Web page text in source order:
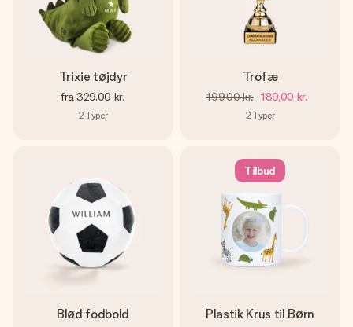
Trixie tøjdyr
fra 329,00 kr.
2 Typer
Trofæ
199,00 kr. 189,00 kr.
2 Typer
Blød fodbold
Tilbud
Plastik Krus til Børn